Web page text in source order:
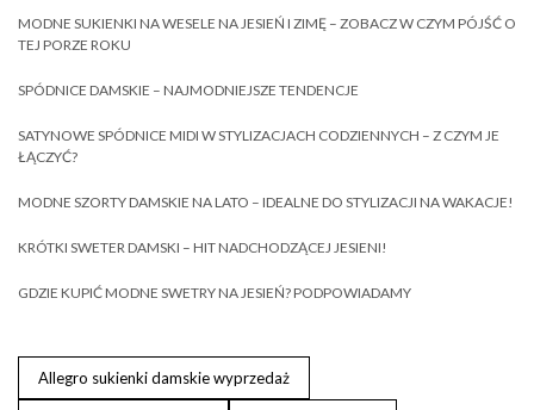
MODNE SUKIENKI NA WESELE NA JESIEŃ I ZIMĘ – ZOBACZ W CZYM PÓJŚĆ O
TEJ PORZE ROKU
SPÓDNICE DAMSKIE – NAJMODNIEJSZE TENDENCJE
SATYNOWE SPÓDNICE MIDI W STYLIZACJACH CODZIENNYCH – Z CZYM JE
ŁĄCZYĆ?
MODNE SZORTY DAMSKIE NA LATO – IDEALNE DO STYLIZACJI NA WAKACJE!
KRÓTKI SWETER DAMSKI – HIT NADCHODZĄCEJ JESIENI!
GDZIE KUPIĆ MODNE SWETRY NA JESIEŃ? PODPOWIADAMY
Allegro sukienki damskie wyprzedaż